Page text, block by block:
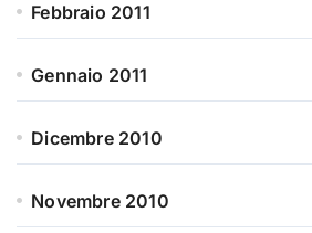
Febbraio 2011
Gennaio 2011
Dicembre 2010
Novembre 2010